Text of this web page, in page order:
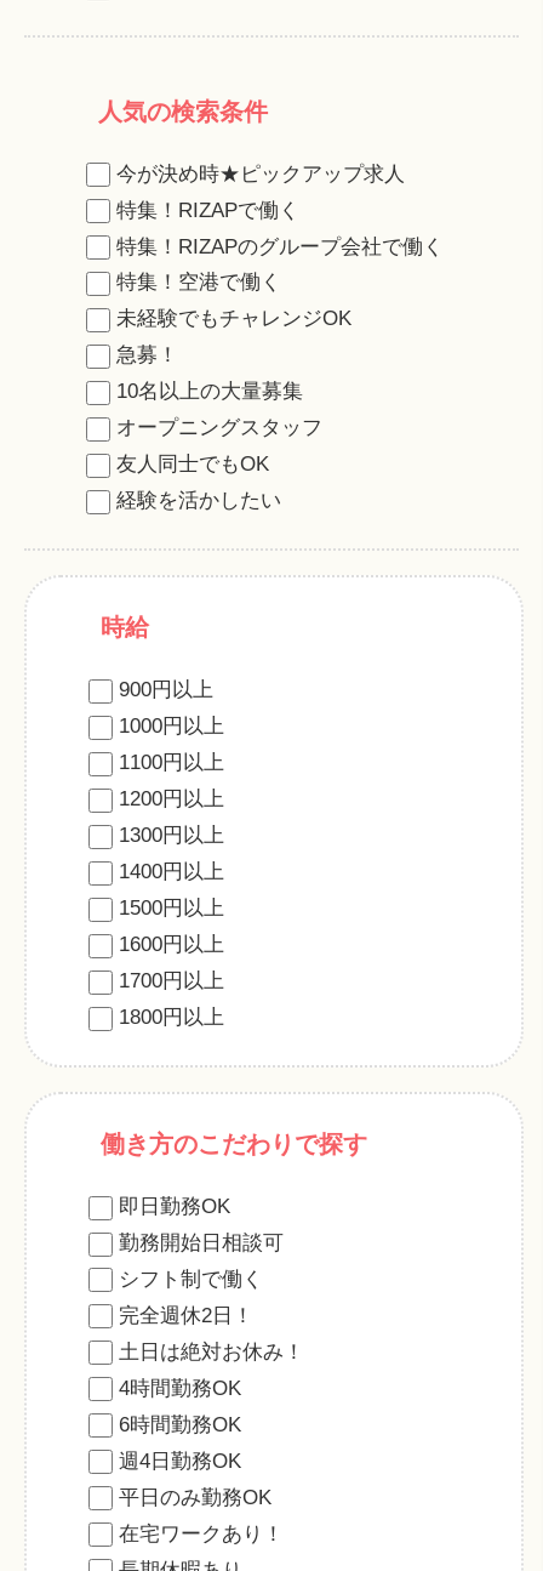
人気の検索条件
今が決め時★ピックアップ求人
特集！RIZAPで働く
特集！RIZAPのグループ会社で働く
特集！空港で働く
未経験でもチャレンジOK
急募！
10名以上の大量募集
オープニングスタッフ
友人同士でもOK
経験を活かしたい
時給
900円以上
1000円以上
1100円以上
1200円以上
1300円以上
1400円以上
1500円以上
1600円以上
1700円以上
1800円以上
働き方のこだわりで探す
即日勤務OK
勤務開始日相談可
シフト制で働く
完全週休2日！
土日は絶対お休み！
4時間勤務OK
6時間勤務OK
週4日勤務OK
平日のみ勤務OK
在宅ワークあり！